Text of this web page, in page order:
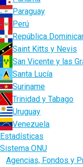
Paraguay
Perú
República
Saint Kitts y Nevis
San Vicente y las
Santa Lucía
Suriname
Trinidad y Tabago
Uruguay
Venezuela
Estadísticas
Sistema ONU
Agencias, Fondos y